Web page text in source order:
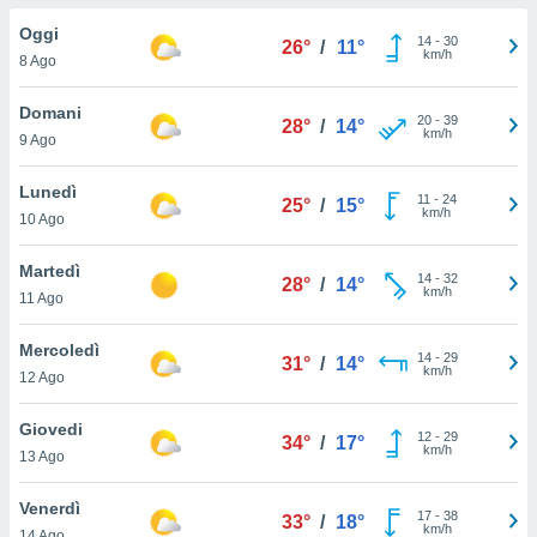
al sito
nostri
ci
di
un
la
di esso.
nella
Oggi
8 Ago
26° / 11° 14- 30
km/h
Domani
9 Ago
28° / 14° 20- 39
km/h
Lunedì
10 Ago
25° / 15° 11 - 24
km/h
Martedì
11 Ago
28° / 14° 14- 32
km/h
Mercoledì
12 Ago
31° / 14° 14- 29
km/h
Giovedi
13 Ago
34° / 17° 12- 29
km/h
Venerdì
33° / 18° 17- 38
km/h